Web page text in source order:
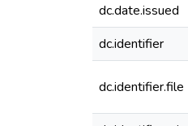
dc.date.issued
dc.identifier
dc.identifier.file